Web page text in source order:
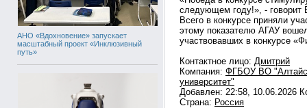
АНО «Вдохновение» запускает
масштабный проект «Инклюзивный
путь»
следующем году!», - говорит
Всего в конкурсе приняли
этому показателю АГАУ
участвовавших в конкурсе
Контактное лицо: Дмитрий
Компания: ФГБОУ ВО
университет"
Добавлен: 22:58, 10.06.2026
Страна: Россия